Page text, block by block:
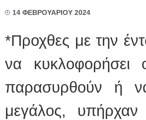
14 ΦΕΒΡΟΥΑΡΙΟΥ 2024
*Προχθες με την
να
παρασυρθούν ή
μεγάλος,